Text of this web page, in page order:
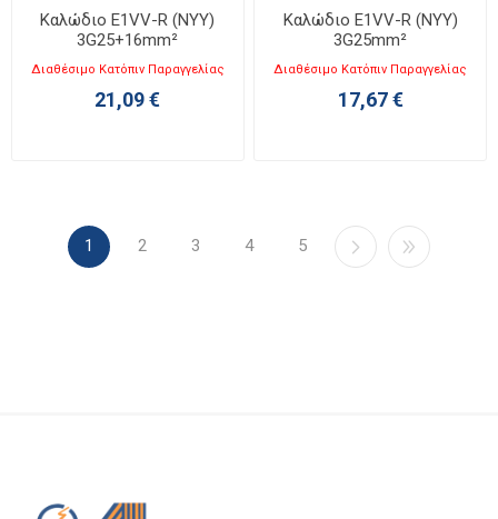
Καλώδιο E1VV-R (NYY)
3G25+16mm²
Διαθέσιμο Κατόπιν Παραγγελίας
21,09 €
Καλώδιο E1VV-R (NYY)
3G25mm²
Διαθέσιμο Κατόπιν Παραγγελίας
17,67 €
1 2 3 4 5